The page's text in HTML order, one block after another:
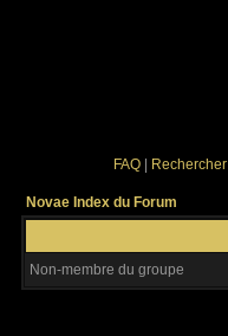
FAQ Rechercher
Novae Index du Forum
Non-membre du groupe